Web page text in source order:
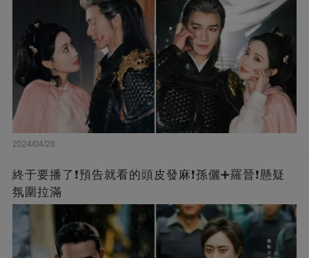
2024/04/28
終于要播了❗️預告就看的頭皮發麻❗️孫儷➕羅晉❗懸疑
氛圍拉滿